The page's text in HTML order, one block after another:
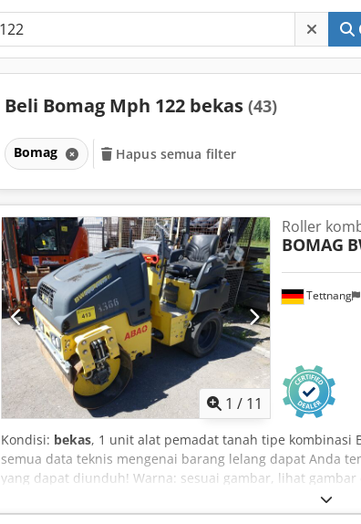
Beli Bomag Mph 122 bekas (43)
Bomag Hapus semua filter
1 / 11
Tettnang
Roller
BOMAG
Kondisi: bekas, 1 unit alat pemadat tanah tipe kombinasi
semua data teknis mengenai barang lelang dapat Anda
yang dapat diunduh! Warna: sesuai gambar, lihat